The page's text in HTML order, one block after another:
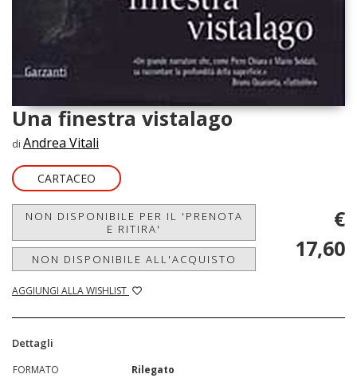
Una finestra vistalago
di Andrea Vitali
CARTACEO
NON DISPONIBILE PER IL 'PRENOTA
E RITIRA'
NON DISPONIBILE ALL'ACQUISTO
AGGIUNGI ALLA WISHLIST
€
17,60
Dettagli
FORMATO
Rilegato